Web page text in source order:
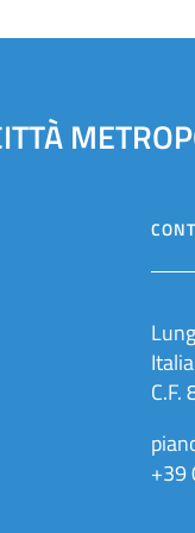
Italia
+39